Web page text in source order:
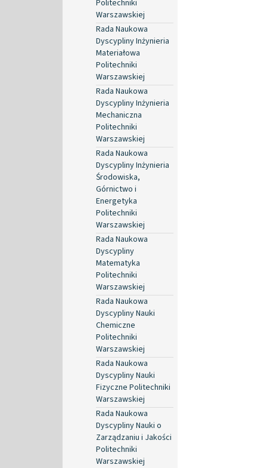
Politechniki
Warszawskiej
Rada Naukowa
Dyscypliny Inżynieria
Materiałowa
Politechniki
Warszawskiej
Rada Naukowa
Dyscypliny Inżynieria
Mechaniczna
Politechniki
Warszawskiej
Rada Naukowa
Dyscypliny Inżynieria
Środowiska,
Górnictwo i
Energetyka
Politechniki
Warszawskiej
Rada Naukowa
Dyscypliny
Matematyka
Politechniki
Warszawskiej
Rada Naukowa
Dyscypliny Nauki
Chemiczne
Politechniki
Warszawskiej
Rada Naukowa
Dyscypliny Nauki
Fizyczne Politechniki
Warszawskiej
Rada Naukowa
Dyscypliny Nauki o
Zarządzaniu i Jakości
Politechniki
Warszawskiej